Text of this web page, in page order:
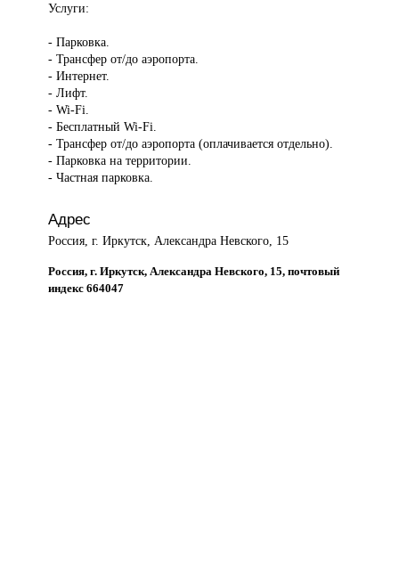
Услуги:
- Парковка.
- Трансфер от/до аэропорта.
- Интернет.
- Лифт.
- Wi-Fi.
- Бесплатный Wi-Fi.
- Трансфер от/до аэропорта (оплачивается отдельно).
- Парковка на территории.
- Частная парковка.
Адрес
Россия, г. Иркутск, Александра Невского, 15
Россия, г. Иркутск, Александра Невского, 15, почтовый
индекс 664047